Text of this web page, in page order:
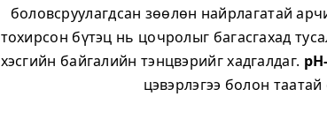
боловсруулагдсан зөөлөн найрлагатай
тохирсон бүтэц нь цочролыг багасгахад
хэсгийн байгалийн тэнцвэрийг хадгалдаг.
цэвэрлэгээ болон